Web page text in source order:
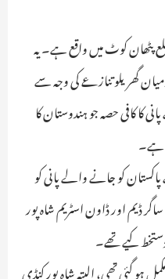
پٹھان کوٹ میں واقع ہے۔ یہ
گھریلو تنازعے کی وجہ سے
کا کافی حصہ جو ہندوستان کا
ہے۔
کو جانے والے پانی کو
میں رنجیت ساگر ڈیم اور ڈاون اسٹریم شاہ پور
کیے تھے۔
ڈیم کی تعمیر سن 2001 میں مکمل ہو گئی تھی، البتہ شاہ پور کنڈی